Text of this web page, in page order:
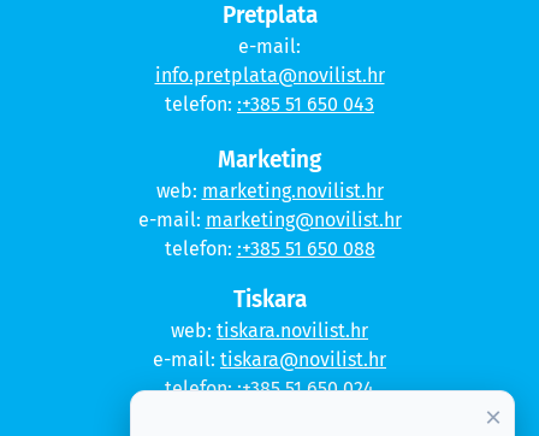
Pretplata
e-mail:
info.pretplata@novilist.hr
telefon: :+385 51 650 043
Marketing
web: marketing.novilist.hr
e-mail: marketing@novilist.hr
telefon: :+385 51 650 088
Tiskara
web: tiskara.novilist.hr
e-mail: tiskara@novilist.hr
telefon::+385 51 650 024
×